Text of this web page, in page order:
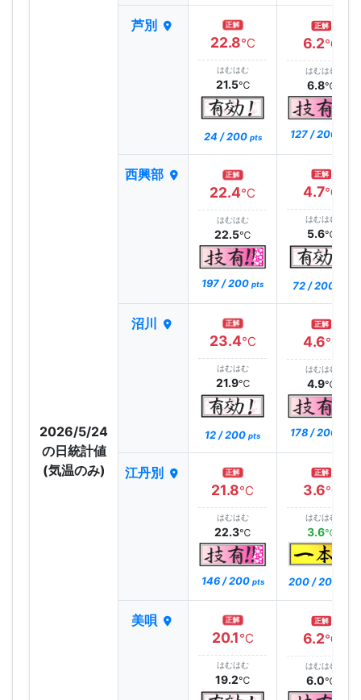
2026/5/24
の日統計値
(気温のみ)
芦別 正解
22.8℃
はむはむ
21.5℃
24 / 200 pts
正解
6.2℃
はむはむ
6.8℃
127 / 200
西興部 正解
22.4℃
はむはむ
22.5℃
197 / 200 pts
正解
4.7℃
はむはむ
5.6℃
72 / 200
沼川 正解
23.4℃
はむはむ
21.9℃
12 / 200 pts
正解
4.6℃
はむはむ
4.9℃
178 / 200
江丹別 正解
21.8℃
はむはむ
22.3℃
146 / 200 pts
正解
3.6℃
はむはむ
3.6℃
200 / 200
美唄 正解
20.1℃
はむはむ
19.2℃
正解
6.2℃
はむはむ
6.0℃